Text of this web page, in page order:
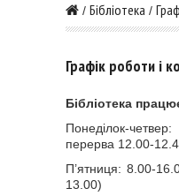
/ Бібліотека /
Графік роботи і
Бібліотека
Понеділок-
перерва 12.00-
П’ятниця: 8.00-
13.00)